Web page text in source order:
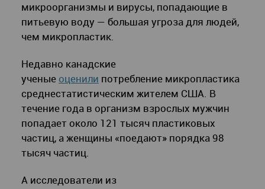
микроорганизмы и вирусы, попадающие в
питьевую воду — большая угроза для людей,
чем микропластик.
Недавно канадские
ученые оценили потребление микропластика
среднестатистическим жителем США. В
течение года в организм взрослых мужчин
попадает около 121 тысяч пластиковых
частиц, а женщины «поедают» порядка 98
тысяч частиц.
А исследователи из